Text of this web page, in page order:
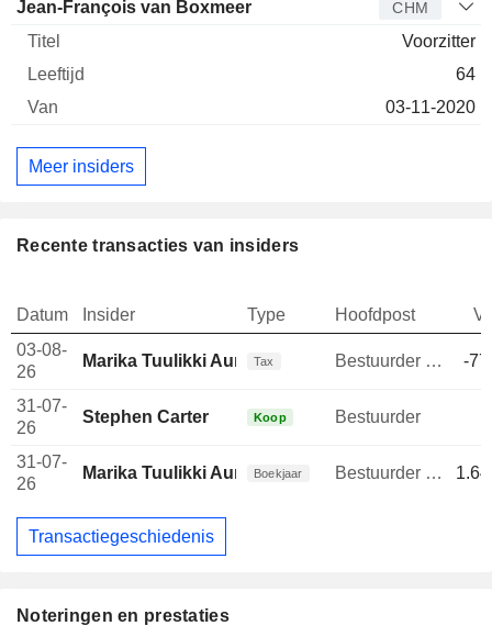
Noteringen en prestaties
Jean-François van Boxmeer CHM
Voorzitter
64
03-11-2020
Meer insiders
Recente transacties van insiders
Datum Insider Type Hoofdpost
03-08-
26
Marika Tuulikki Auramo
Tax Bestuurder / senior manager -
31-07-
26
Stephen Carter Koop Bestuurder
31-07-
26
Marika Tuulikki AuramoBoekjaar Bestuurder / senior manager
Transactiegeschiedenis